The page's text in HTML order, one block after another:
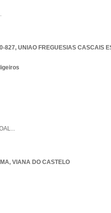
827, UNIAO FREGUESIAS CASCAIS
...
, VIANA DO CASTELO